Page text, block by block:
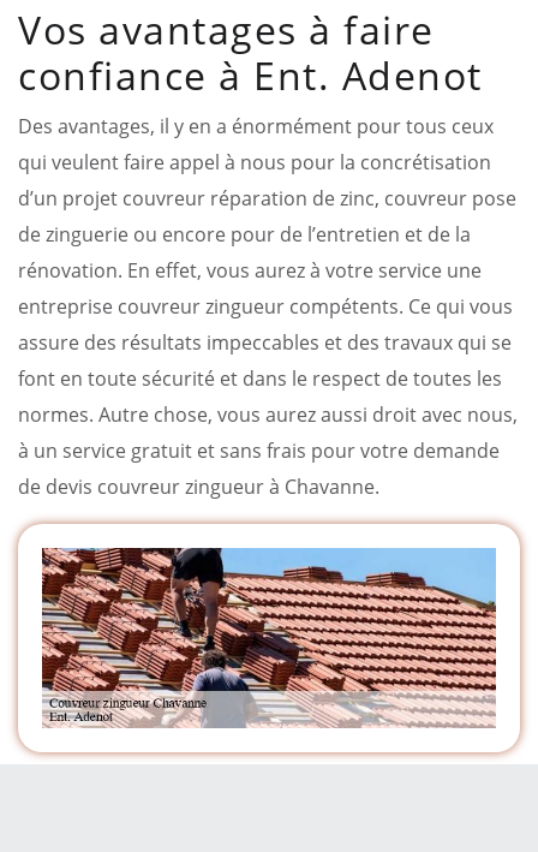
Vos avantages à faire
confiance à Ent. Adenot
Des avantages, il y en a énormément pour tous ceux
qui veulent faire appel à nous pour la concrétisation
d’un projet couvreur réparation de zinc, couvreur pose
de zinguerie ou encore pour de l’entretien et de la
rénovation. En effet, vous aurez à votre service une
entreprise couvreur zingueur compétents. Ce qui vous
assure des résultats impeccables et des travaux qui se
font en toute sécurité et dans le respect de toutes les
normes. Autre chose, vous aurez aussi droit avec nous,
à un service gratuit et sans frais pour votre demande
de devis couvreur zingueur à Chavanne.